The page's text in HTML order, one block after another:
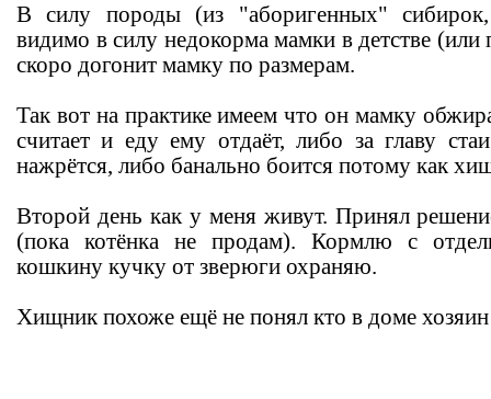
В силу породы (из "аборигенных"
видимо в силу недокорма мамки в детстве (или
скоро догонит мамку по размерам.
Так вот на практике имеем что он мамку
считает и еду ему отдаёт, либо за главу
нажрётся, либо банально боится потому как
Второй день как у меня живут. Принял
(пока котёнка не продам). Кормлю с
кошкину кучку от зверюги охраняю.
Хищник похоже ещё не понял кто в доме